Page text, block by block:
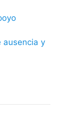
ausencia y